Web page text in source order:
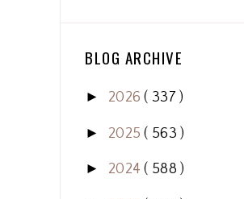
BLOG ARCHIVE
► 2026( 337 )
► 2025( 563 )
► 2024( 588 )